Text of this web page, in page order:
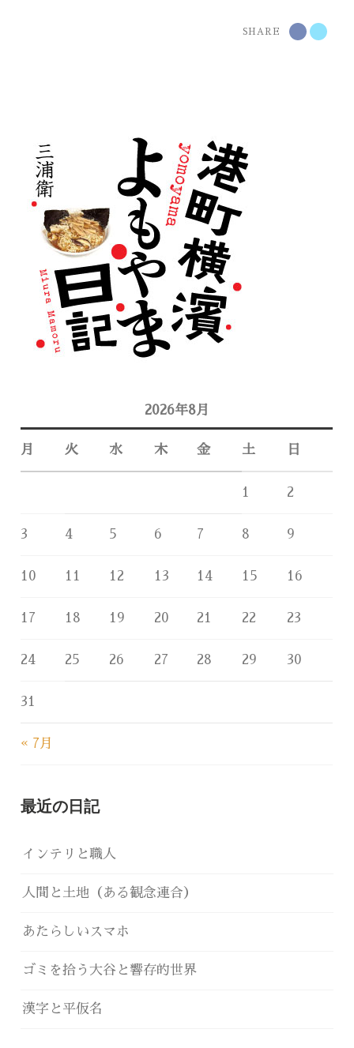
SHARE
2026年8月
月 火 水 木 金 土 日
« 7月
1 2
3 4 5 6 7 8 9
10 11 12 13 14 15 16
17 18 19 20 21 22 23
24 25 26 27 28 29 30
31
最近の日記
インテリと職人
人間と土地（ある観念連合）
あたらしいスマホ
ゴミを拾う大谷と響存的世界
漢字と平仮名